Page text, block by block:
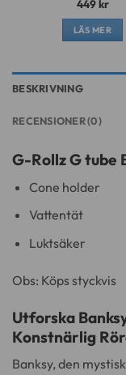
449kr
LÄS MER
BESKRIVNING
RECENSIONER (0)
G-Rollz G tube
Cone holder
Vattentät
Luktsäker
Obs: Köps styckvis
Utforska
Konstnärlig
Banksy, den